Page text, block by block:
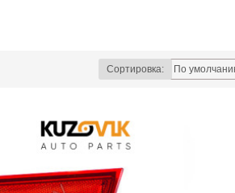
Сортировка: